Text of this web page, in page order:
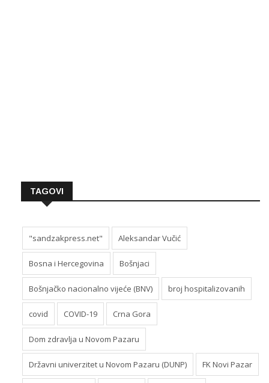
TAGOVI
"sandzakpress.net" Aleksandar Vučić
Bosna i Hercegovina Bošnjaci
Bošnjačko nacionalno vijeće (BNV) broj hospitalizovanih
covid COVID-19 Crna Gora
Dom zdravlja u Novom Pazaru
Državni univerzitet u Novom Pazaru (DUNP) FK Novi Pazar